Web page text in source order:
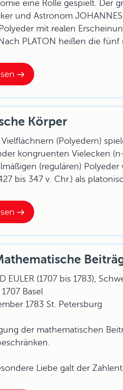
eine Rolle gespielt. Der
und Astronom
mit realen
PLATON heißen die
Körper
(Polyedern)
kongruenten Vielecken
(regulären)
bis 347 v. Chr.) als
EULER (1707 bis 1783),
Basel
1783 St. Petersburg
der mathematischen
Liebe galt der